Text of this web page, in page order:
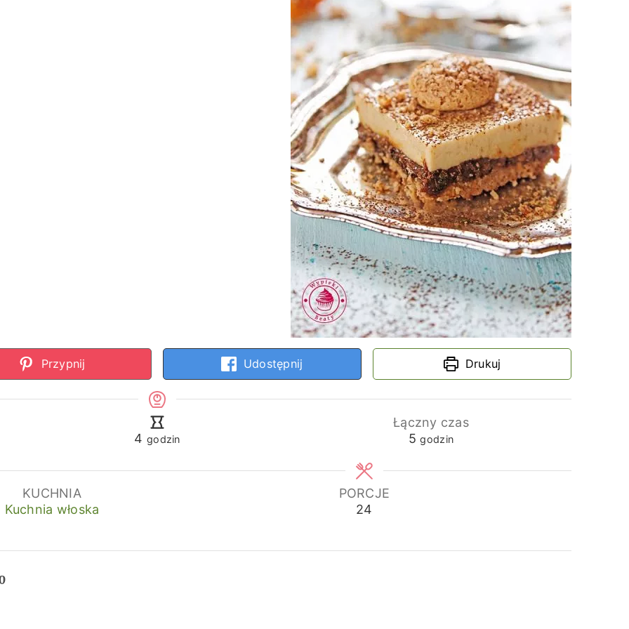
Przypnij Udostępnij Drukuj
4 godziny
godzin
Łączny czas
5 godziny
godzin
KUCHNIA
Kuchnia włoska
PORCJE
24